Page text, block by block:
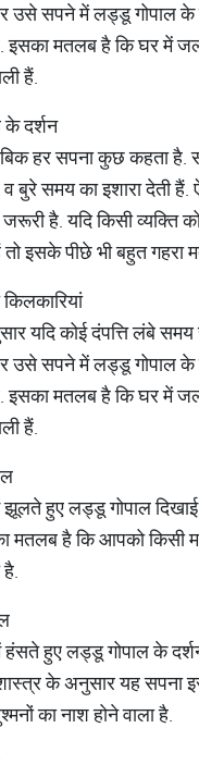
उसे सपने में लड्डू गोपाल के
मतलब है कि घर में
हैं.
दर्शन
हर सपना कुछ कहता है.
समय का इशारा देती हैं.
है. यदि किसी व्यक्ति
तो इसके पीछे भी बहुत गहरा
यदि कोई दंपत्ति लंबे समय
उसे सपने में लड्डू गोपाल के
मतलब है कि घर में
हैं.
हुए लड्डू गोपाल
है कि आपको किसी
हुए लड्डू गोपाल के
के अनुसार यह सपना
का नाश होने वाला है.